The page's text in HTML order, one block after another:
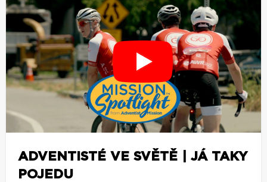
ADVENTISTÉ VE SVĚTĚ | JÁ TAKY
POJEDU